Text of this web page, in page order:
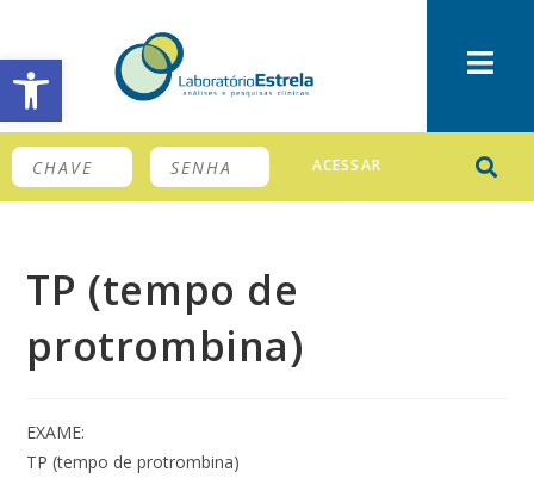
Barra de Ferramentas Aberta
ACESSAR
TP (tempo de
protrombina)
EXAME:
TP (tempo de protrombina)